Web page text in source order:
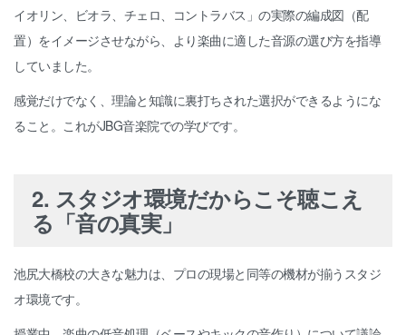
イオリン、ビオラ、チェロ、コントラバス」の実際の編成図（配
置）をイメージさせながら、より楽曲に適した音源の選び方を指導
していました。
感覚だけでなく、理論と知識に裏打ちされた選択ができるようにな
ること。これがJBG音楽院での学びです。
2. スタジオ環境だからこそ聴こえ
る「音の真実」
池尻大橋校の大きな魅力は、プロの現場と同等の機材が揃うスタジ
オ環境です。